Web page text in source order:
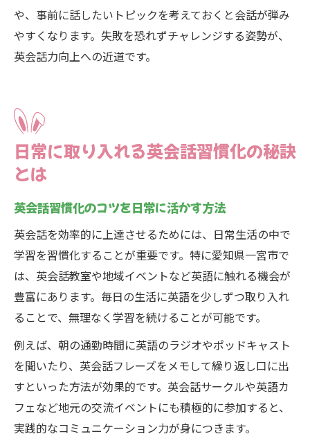
や、事前に話したいトピックを考えておくと会話が弾み
やすくなります。失敗を恐れずチャレンジする姿勢が、
英会話力向上への近道です。
日常に取り入れる英会話習慣化の秘訣
とは
英会話習慣化のコツを日常に活かす方法
英会話を効率的に上達させるためには、日常生活の中で
学習を習慣化することが重要です。特に愛知県一宮市で
は、英会話教室や地域イベントなど英語に触れる機会が
豊富にあります。毎日の生活に英語を少しずつ取り入れ
ることで、無理なく学習を続けることが可能です。
例えば、朝の通勤時間に英語のラジオやポッドキャスト
を聞いたり、英会話フレーズをメモして繰り返し口に出
すといった方法が効果的です。英会話サークルや英語カ
フェなど地元の交流イベントにも積極的に参加すると、
実践的なコミュニケーション力が身につきます。